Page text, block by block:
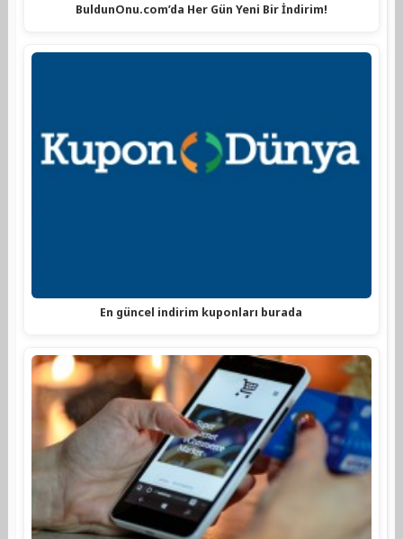
BuldunOnu.com’da Her Gün Yeni Bir İndirim!
En güncel indirim kuponları burada